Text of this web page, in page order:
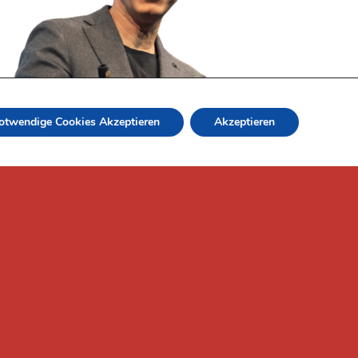
Akzeptieren
Cookies Akzeptieren